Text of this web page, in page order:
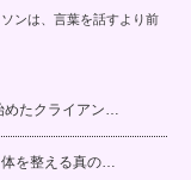
ンは、言葉を話すより前
たクライアン…
を整える真の…